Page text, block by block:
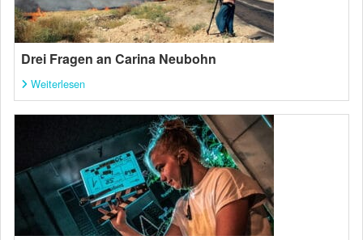
Drei Fragen an Carina Neubohn
Weiterlesen